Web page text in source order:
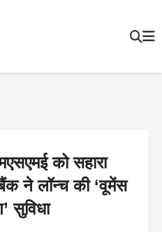
को सहारा
ने लॉन्च की ‘वूमेंस
सुविधा